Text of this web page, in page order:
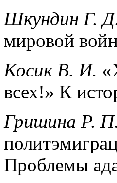
Шкундин Г.
мировой
Косик В. И.
всех!» К
Гришина Р. П.
Проблемы